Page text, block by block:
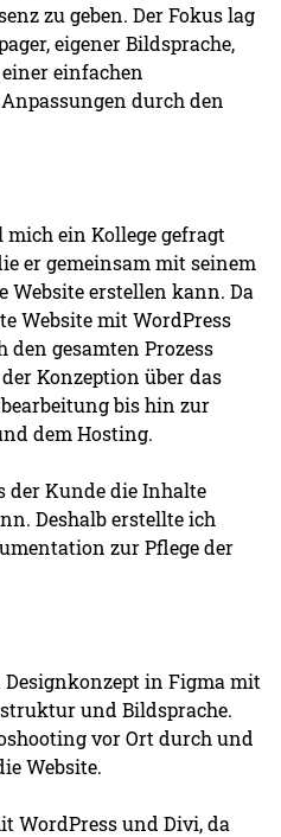
zu geben. Der Fokus lag
eigener Bildsprache,
einfachen
durch den
ein Kollege gefragt
er gemeinsam mit seinem
Website erstellen kann. Da
Website mit WordPress
den gesamten Prozess
Konzeption über das
bis hin zur
dem Hosting.
der Kunde die Inhalte
Deshalb erstellte ich
zur Pflege der
in Figma mit
und Bildsprache.
vor Ort durch und
Website.
WordPress und Divi, da